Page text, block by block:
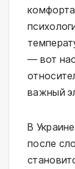
— вот
важный
В
после